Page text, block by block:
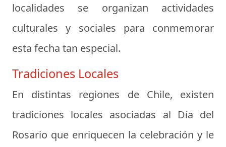
localidades se organizan actividades
culturales y sociales para conmemorar
esta fecha tan especial.
Tradiciones Locales
En distintas regiones de Chile, existen
tradiciones locales asociadas al Día del
Rosario que enriquecen la celebración y le